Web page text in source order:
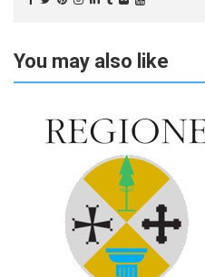
You may also like